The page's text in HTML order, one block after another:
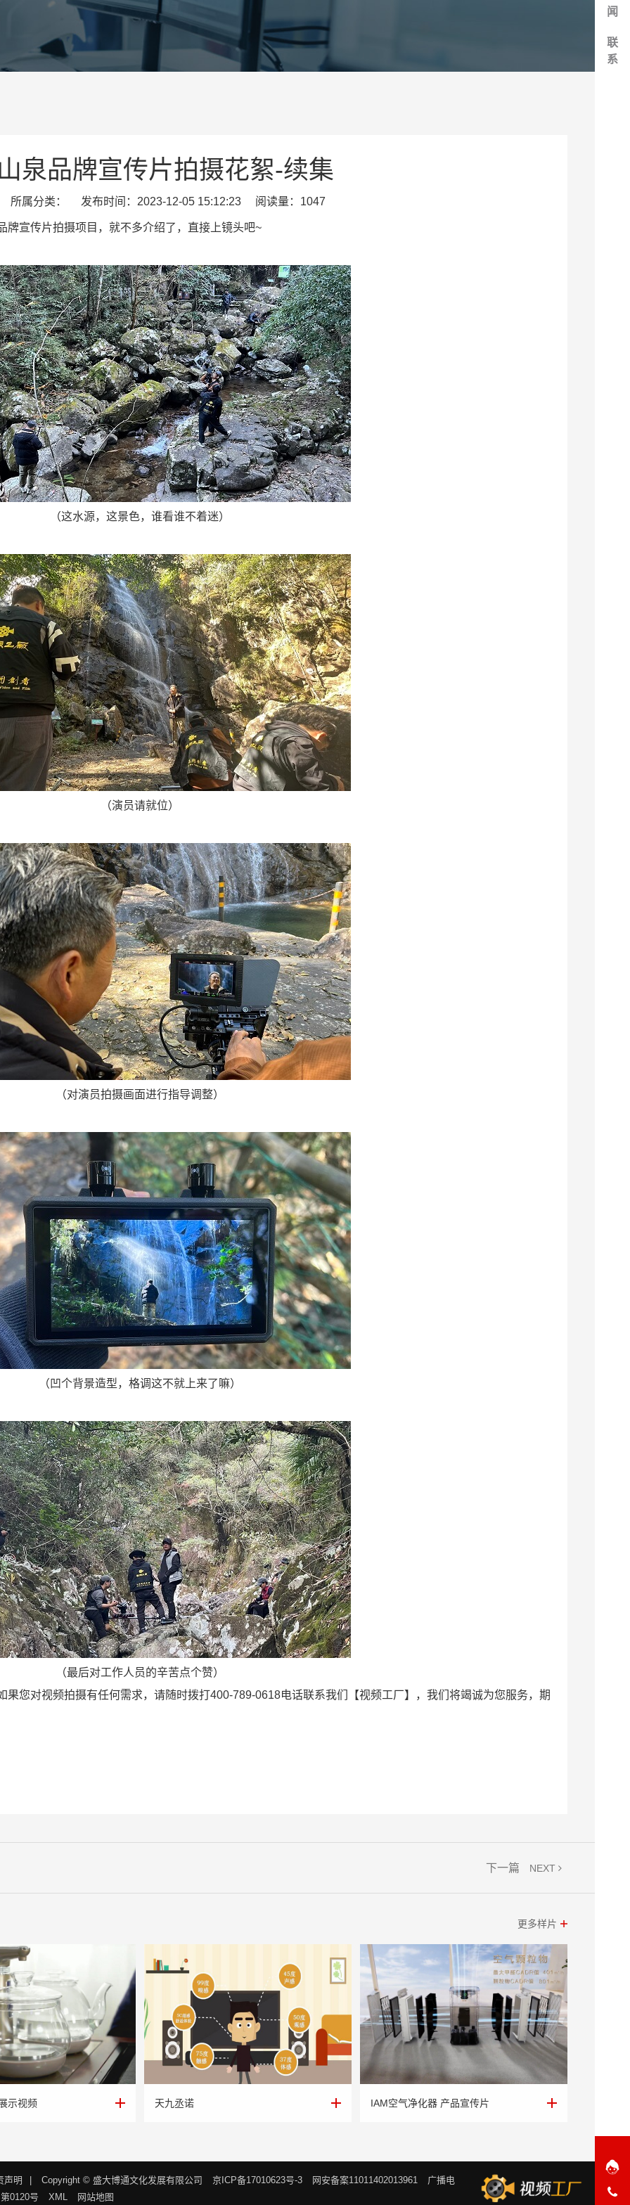
闻
联
系
泉品牌宣传片拍摄花絮-续集
所属分类： 发布时间：2023-12-05 15:12:23 阅读量：1047
宣传片拍摄项目，就不多介绍了，直接上镜头吧~
（这水源，这景色，谁看谁不着迷）
（演员请就位）
（对演员拍摄画面进行指导调整）
（凹个背景造型，格调这不就上来了嘛）
（最后对工作人员的辛苦点个赞）
对视频拍摄有任何需求，请随时拨打400-789-0618电话联系我们【视频工厂】，我们将竭诚为您服务，期
NEXT
下一篇
更多样片
示视频
示视频 天九丞诺
天九丞诺 IAM空气净化器 产品宣传片
IAM空气净化器 产品宣传片
声明 Copyright © 盛大博通文化发展有限公司 京ICP备17010623号-3 网安备案11011402013961
广播电
0120号
XML 网站地图